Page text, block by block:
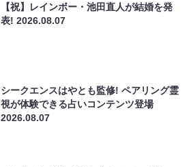
【祝】レインボー・池田直人が結婚を発
表!2026.08.07
シークエンスはやとも監修! ペアリング霊
視が体験できる占いコンテンツ登場
2026.08.07